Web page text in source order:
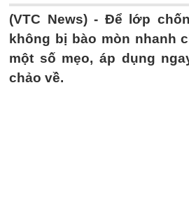
(VTC News) - Để lớp
không bị bào mòn nhanh
một số mẹo, áp dụng
chảo về.